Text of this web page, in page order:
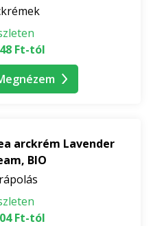
Ft-tól
arckrém Lavender
BIO
Ft-tól